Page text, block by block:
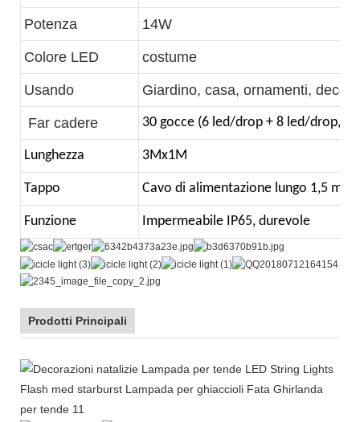
Potenza 14W
Colore LED costume
Usando Giardino, casa, ornamenti,
Far cadere 30 gocce (6 led/drop + 8 led/drop, +
Lunghezza 3Mx1M
Tappo Cavo di alimentazione lungo 1,5 m
Funzione Impermeabile IP65, durevole
Prodotti Principali